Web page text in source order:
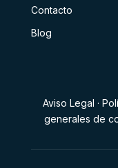
Contacto
Blog
Aviso Legal ·
generales de